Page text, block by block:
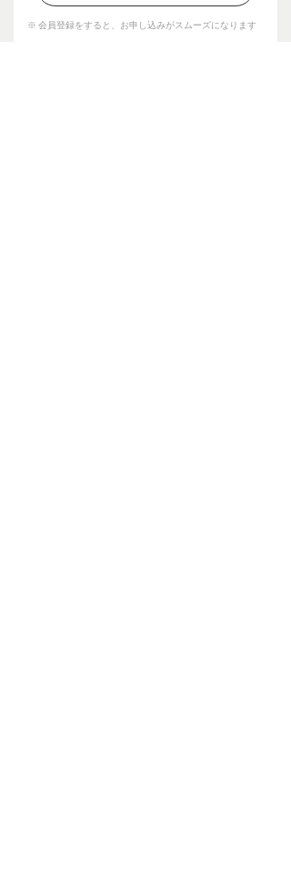
会員登録をすると、お申し込みがスムーズになります